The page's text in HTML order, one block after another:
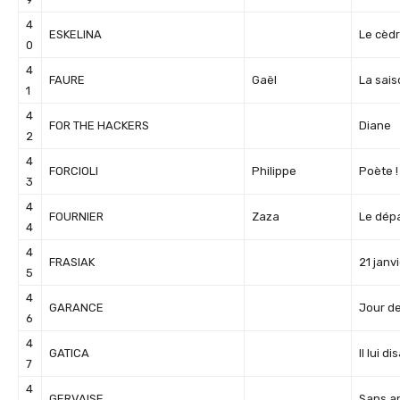
4
0
ESKELINA Le
4
1
FAURE Gaël La
4
2
FOR THE HACKERS Diane
4
3
FORCIOLI Philippe Poète !
4
4
FOURNIER Zaza Le
4
5
FRASIAK 21
4
6
GARANCE Jour
4
7
GATICA Il lui
4